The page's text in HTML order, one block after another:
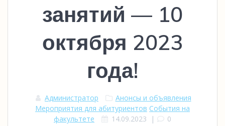
занятий — 10
октября 2023
года!
Администратор
Анонсы и объявления
Мероприятия для абитуриентов События на
факультете
14.09.2023 | 0